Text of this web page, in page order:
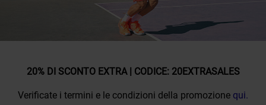
20% DI SCONTO EXTRA | CODICE: 20EXTRASALES
Verificate i termini e le condizioni della promozione qui.